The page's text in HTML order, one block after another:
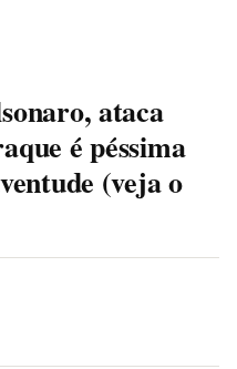
ataca
é péssima
(veja o